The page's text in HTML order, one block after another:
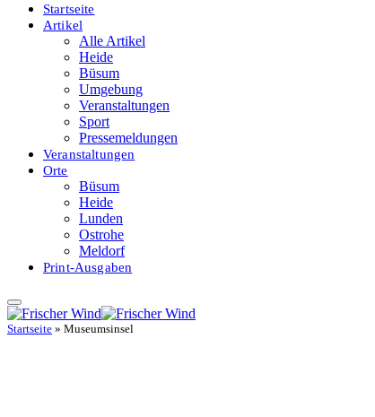
Startseite
Artikel
Alle Artikel
Heide
Büsum
Umgebung
Veranstaltungen
Sport
Pressemeldungen
Veranstaltungen
Orte
Büsum
Heide
Lunden
Ostrohe
Meldorf
Print-Ausgaben
Startseite » Museumsinsel